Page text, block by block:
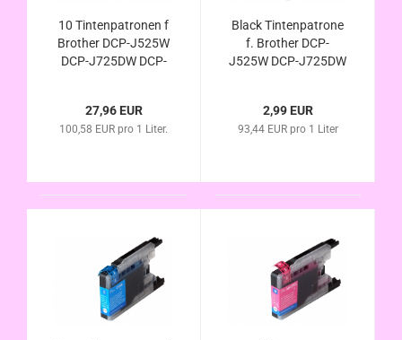
10 Tintenpatronen f
Brother DCP-J525W
DCP-J725DW DCP-
J625DW MFC-
J6510DW MFC-
J825DW Kompatibel
27,96 EUR
100,58 EUR pro 1 Liter.
Black Tintenpatrone
f. Brother DCP-
J525W DCP-J725DW
J5910DW MFC-
J625DW MFC-
6910DW MFC-
2,99 EUR
93,44 EUR pro 1 Liter